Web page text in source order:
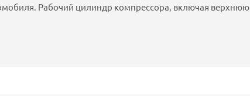
Рабочий цилиндр компрессора, включая верхнюю